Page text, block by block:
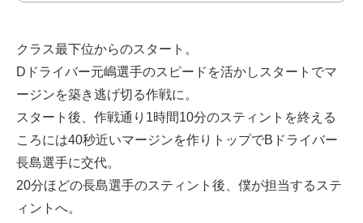
クラス最下位からのスタート。
Dドライバー元嶋選手のスピードを活かしスタートでマ
ージンを築き逃げ切る作戦に。
スタート後、作戦通り1時間10分のスティントを終える
ころには40秒近いマージンを作りトップでBドライバー
長島選手に交代。
20分ほどの長島選手のスティント後、僕が担当するステ
ィントへ。